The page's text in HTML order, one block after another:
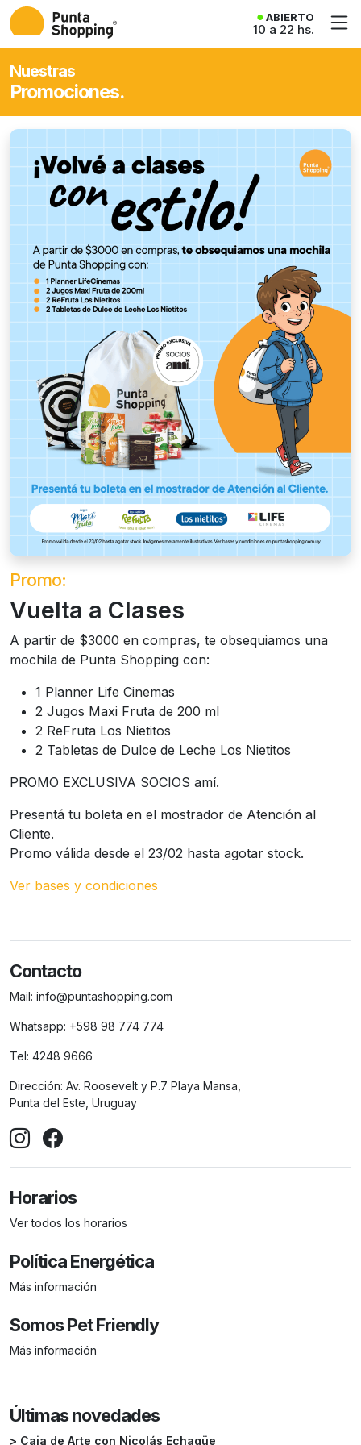
ABIERTO
10 a 22 hs.
Nuestras
Promociones.
Promo:
Vuelta a Clases
A partir de $3000 en compras, te obsequiamos una
mochila de Punta Shopping con:
1 Planner Life Cinemas
2 Jugos Maxi Fruta de 200 ml
2 ReFruta Los Nietitos
2 Tabletas de Dulce de Leche Los Nietitos
PROMO EXCLUSIVA SOCIOS amí.
Presentá tu boleta en el mostrador de Atención al
Cliente.
Promo válida desde el 23/02 hasta agotar stock.
Ver bases y condiciones
Contacto
Mail: info@puntashopping.com
Whatsapp: +598 98 774 774
Tel: 4248 9666
Dirección: Av. Roosevelt y P.7 Playa Mansa,
Punta del Este, Uruguay
Horarios
Ver todos los horarios
Política Energética
Más información
Somos Pet Friendly
Más información
Últimas novedades
> Caja de Arte con Nicolás Echagüe